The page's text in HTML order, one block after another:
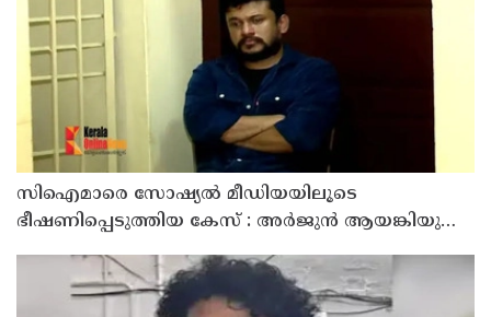
സിഐമാരെ സോഷ്യൽ മീഡിയയിലൂടെ
ഭീഷണിപ്പെടുത്തിയ കേസ് : അർജുൻ ആയങ്കിയുടെ